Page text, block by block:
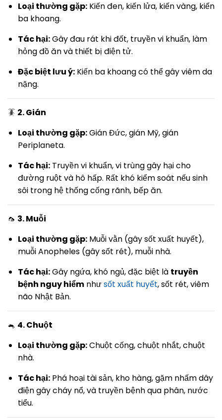
Loại thường gặp:Kiến đen, kiến lửa, kiến vàng, kiến
ba khoang.
Tác hại:Gây đau rát khi đốt, truyền vi khuẩn, làm
hỏng đồ ăn và thiết bị điện tử.
Đặc biệt lưu ý:Kiến ba khoang có thể gây viêm da
nặng.
🪳 2. Gián
Loại thường gặp:Gián Đức, gián Mỹ, gián
Periplaneta.
Tác hại:Truyền vi khuẩn, vi trùng gây hại cho
đường ruột và hô hấp. Rất khó kiểm soát nếu sinh
sôi trong hệ thống cống rãnh, bếp ăn.
🦟 3. Muỗi
Loại thường gặp:Muỗi vằn (gây sốt xuất huyết),
muỗi Anopheles (gây sốt rét), muỗi nhà.
Tác hại:Gây ngứa, khó ngủ, đặc biệt là truyền
bệnh nguy hiểmnhưsốt xuất huyết, sốt rét, viêm
não Nhật Bản.
🐁 4. Chuột
Loại thường gặp:Chuột cống, chuột nhắt, chuột
nhà.
Tác hại:Phá hoại tài sản, kho hàng, gặm nhấm dây
điện gây cháy nổ, và truyền bệnh qua phân, nước
tiểu.